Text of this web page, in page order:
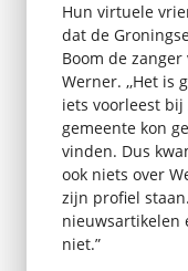
Hun virtuele
dat de
Boom de
Werner. ,,Het is
iets voorleest bij
gemeente kon
vinden. Dus
ook niets over
zijn profiel
nieuwsartikelen
niet.”